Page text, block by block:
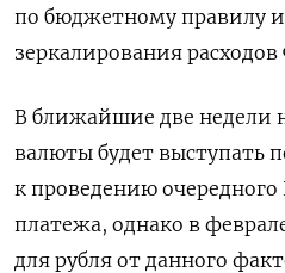
по бюджетному правилу
зеркалирования
В ближайшие две недели
валюты будет выступать
к проведению очередного
платежа, однако в
для рубля от данного